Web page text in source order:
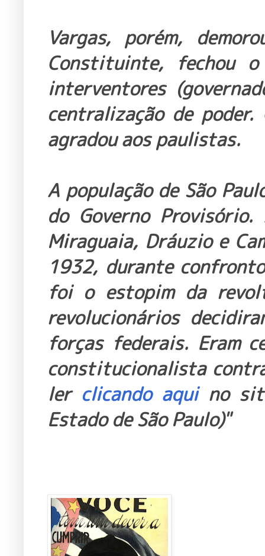
Vargas, porém,
Constituinte, fechou o
interventores
centralização de
agradou aos paulistas.
A população de São
do Governo
Miraguaia, Dráuzio e
1932, durante
foi o estopim da
revolucionários
forças federais. Eram
constitucionalista
ler clicando aqui no
Estado de São Paulo)"